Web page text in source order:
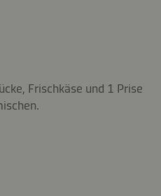
Frischkäse und 1 Prise